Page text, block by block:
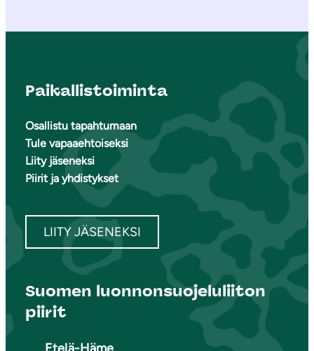
Paikallistoiminta
Osallistu tapahtumaan
Tule vapaaehtoiseksi
Liity jäseneksi
Piirit ja yhdistykset
LIITY JÄSENEKSI
Suomen luonnonsuojeluliiton
piirit
Etelä-Häme